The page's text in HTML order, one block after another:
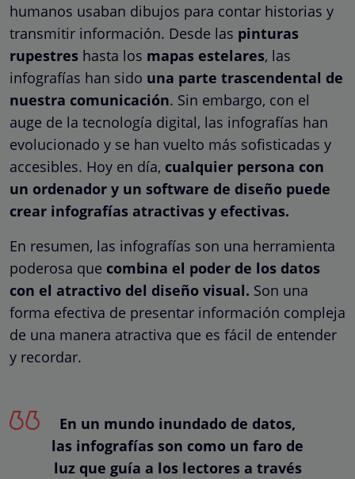
humanos usaban dibujos para contar historias y
transmitir información. Desde las pinturas
rupestres hasta los mapas estelares, las
infografías han sido una parte trascendental de
nuestra comunicación. Sin embargo, con el
auge de la tecnología digital, las infografías han
evolucionado y se han vuelto más sofisticadas y
accesibles. Hoy en día, cualquier persona con
un ordenador y un software de diseño puede
crear infografías atractivas y efectivas.
En resumen, las infografías son una herramienta
poderosa que combina el poder de los datos
con el atractivo del diseño visual. Son una
forma efectiva de presentar información compleja
de una manera atractiva que es fácil de entender
y recordar.
En un mundo inundado de datos,
las infografías son como un faro de
luz que guía a los lectores a través